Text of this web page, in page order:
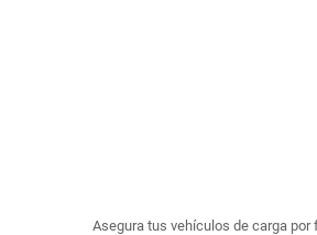
Asegura tus vehículos de carga